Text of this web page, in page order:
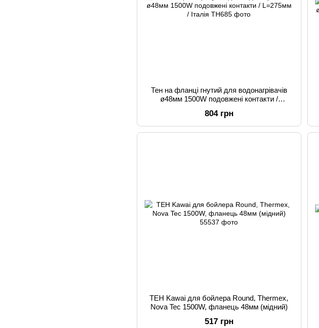
Тен на фланці гнутий для водонагрівачів
ø48мм 1500W подовжені контакти /
804 грн
ТЕН Kawai для бойлера Round, Thermex,
Nova Tec 1500W, фланець 48мм (мідний)
517 грн